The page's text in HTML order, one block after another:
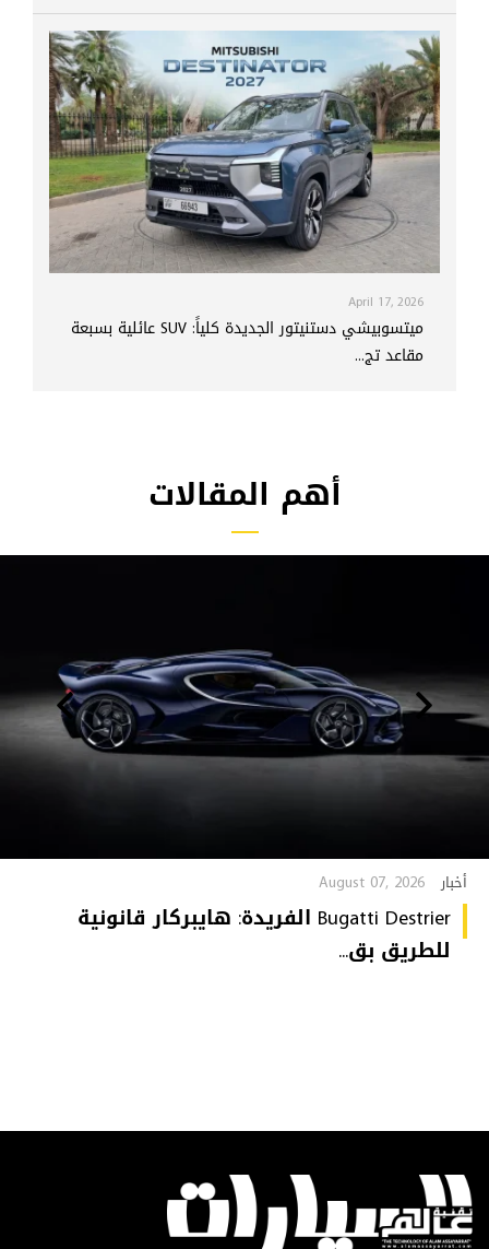
April 17, 2026
ميتسوبيشي دستنيتور الجديدة كلياً: SUV عائلية بسبعة
مقاعد تج...
أهم المقالات
أخبار August 07, 2026
Bugatti Destrier الفريدة: هايبركار قانونية
للطريق بق...